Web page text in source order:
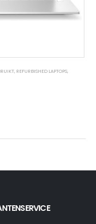
, REFURBISHED LAPTOPS,